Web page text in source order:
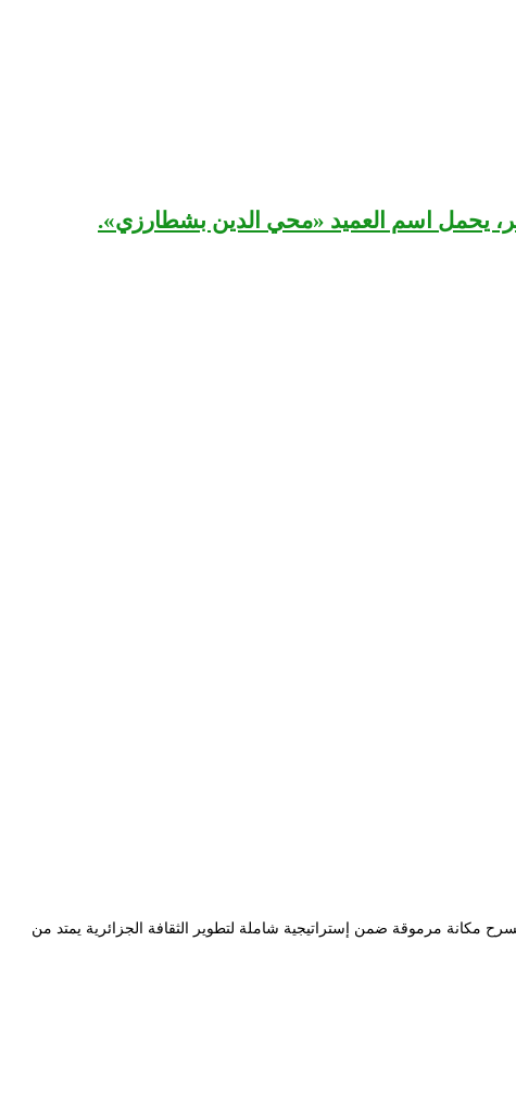
بن دودة، اهتماما بالغا بتطوير قطاع المسرح وذلك خلال مجلس الوزراء الذي انعقد الأحد 23 فيفري 2020. وقد أخذ المسرح مكانة مرموقة ضمن إستراتيجية شاملة لتطوير الثقافة الجزائرية يمتد من